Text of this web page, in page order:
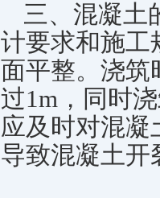
三、混凝土
计要求和施工
面平整。浇
过1m，同时
应及时对混凝
导致混凝土开